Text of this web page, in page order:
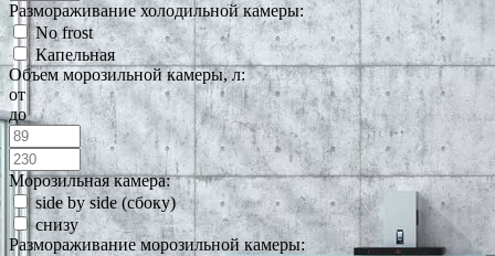
Размораживание холодильной камеры:
No frost
Капельная
Объем морозильной камеры, л:
от
до
Морозильная камера:
side by side (сбоку)
снизу
Размораживание морозильной камеры: